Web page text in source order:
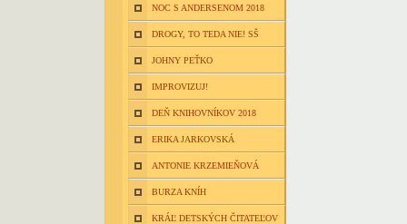
NOC S ANDERSENOM 2018
DROGY, TO TEDA NIE! SŠ
JOHNY PEŤKO
IMPROVIZUJ!
DEŇ KNIHOVNÍKOV 2018
ERIKA JARKOVSKÁ
ANTONIE KRZEMIEŇOVÁ
BURZA KNÍH
KRÁĽ DETSKÝCH ČITATEĽOV